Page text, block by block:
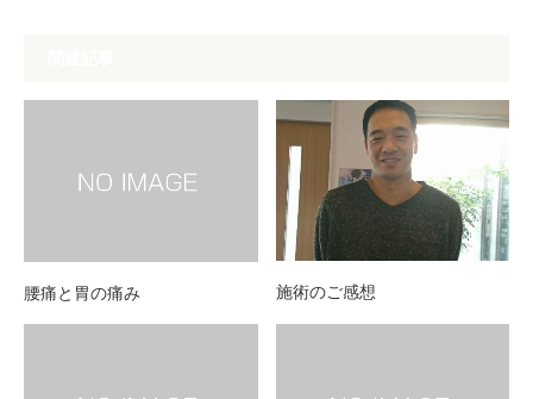
腰痛と胃の痛み 施術のご感想